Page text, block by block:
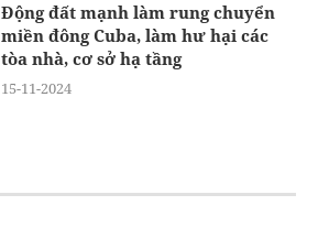
Động đất mạnh làm rung chuyển
miền đông Cuba, làm hư hại các
tòa nhà, cơ sở hạ tầng
15-11-2024